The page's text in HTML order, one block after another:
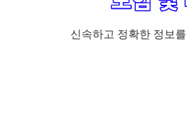
신속하고 정확한 정보